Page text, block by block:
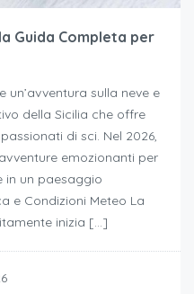
Guida Completa per
un’avventura sulla neve e
della Sicilia che offre
di sci. Nel 2026,
emozionanti per
in un paesaggio
e Condizioni Meteo La
inizia […]